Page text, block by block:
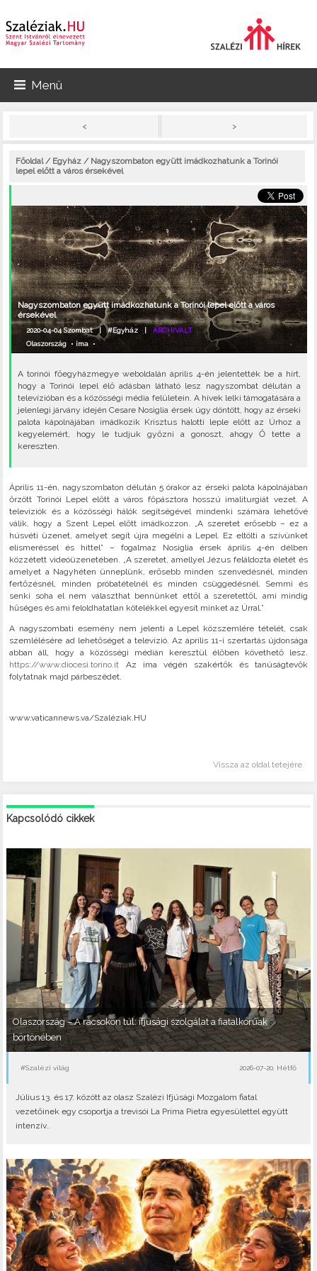
Menü
< >
Főoldal/ Egyház / Nagyszombaton együtt imádkozhatunk a Torinói
lepel előtt a város érsekével
Nagyszombaton együtt imádkozhatunk a Torinói lepel előtt a város
érsekével
2020-04-04 Szombat |#Egyház |ARCHIVÁLT
Olaszország • ima •
A torinói főegyházmegye weboldalán április 4-én jelentették be a hírt,
hogy a Torinói lepel élő adásban látható lesz nagyszombat délután a
televízióban és a közösségi média felületein. A hívek lelki támogatására a
jelenlegi járvány idején Cesare Nosiglia érsek úgy döntött, hogy az érseki
palota kápolnájában imádkozik Krisztus halotti leple előtt az Úrhoz a
kegyelemért, hogy le tudjuk győzni a gonoszt, ahogy Ő tette a
kereszten.
Április 11-én, nagyszombaton délután 5 órakor az érseki palota kápolnájában
őrzött Torinói Lepel előtt a város főpásztora hosszú imaliturgiát vezet. A
televíziók és a közösségi hálók segítségével mindenki számára lehetővé
válik, hogy a Szent Lepel előtt imádkozzon. „A szeretet erősebb – ez a
húsvéti üzenet, amelyet segít újra megélni a Lepel. Ez eltölti a szívünket
elismeréssel és hittel” – fogalmaz Nosiglia érsek április 4-én délben
közzétett videóüzenetében. „A szeretet, amellyel Jézus feláldozta életét és
amelyet a Nagyhéten ünneplünk, erősebb minden szenvedésnél, minden
fertőzésnél, minden próbatételnél és minden csüggedésnél. Semmi és
senki soha el nem választhat bennünket ettől a szeretettől, ami mindig
hűséges és ami feloldhatatlan kötelékkel egyesít minket az Úrral.”
A nagyszombati esemény nem jelenti a Lepel közszemlére tételét, csak
szemlélésére ad lehetőséget a televízió. Az április 11-i szertartás újdonsága
abban áll, hogy a közösségi médián keresztül élőben követhető lesz.
https://www.diocesi.torino.it Az ima végén szakértők és tanúságtevők
folytatnak majd párbeszédet.
www.vaticannews.va/Szaléziak.HU
Vissza az oldal tetejére
Kapcsolódó cikkek
Olaszország – A rácsokon túl: ifjúsági szolgálat a fiatalkorúak
börtönében
#Szalézi világ 2026-07-20, Hétfő
Július 13. és 17. között az olasz Szalézi Ifjúsági Mozgalom fiatal
vezetőinek egy csoportja a trevisói La Prima Pietra egyesülettel együtt
intenzív..